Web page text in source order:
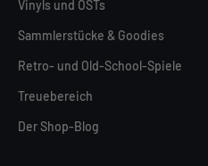
Vinyls und OSTs
Sammlerstücke & Goodies
Retro- und Old-School-Spiele
Treuebereich
Der Shop-Blog